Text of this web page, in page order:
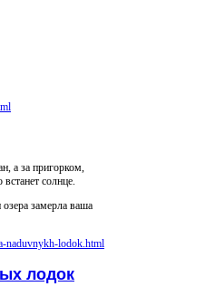
а за пригорком,
солнце.
замерла ваша
лодок